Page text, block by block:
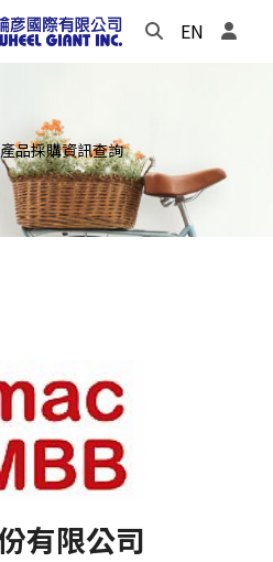
EN
品採購資訊查詢
有限公司